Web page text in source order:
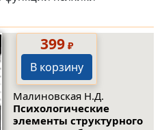
399₽
В корзину
Малиновская Н.Д.
Психологические
элементы структурного